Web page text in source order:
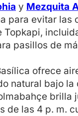
y Mezquita
para evitar las
Topkapi,
pasillos de
ofrece
natural bajo la
brilla
de las 4 p. m.